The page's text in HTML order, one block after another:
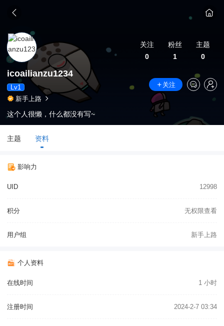
关注
0
粉丝
1
主题
0
icoailianzu1234
Lv1
关注
新手上路
这个人很懒，什么都没有写~
主题 资料
影响力
UID 12998
积分 无权限查看
用户组 新手上路
个人资料
在线时间 1 小时
注册时间 2024-2-7 03:34